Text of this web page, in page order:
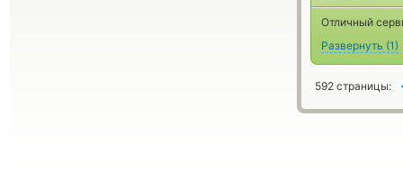
Отличный
Развернуть (1)
592 страницы: